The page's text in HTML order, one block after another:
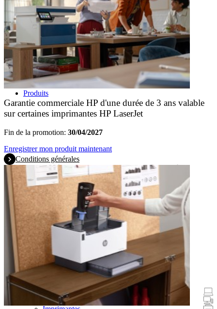
Produits
Ordinateurs portables et tablettes
Ordinateurs de bureau
Promotions
Garantie commerciale HP d'une durée de 3 ans valable
sur certaines imprimantes HP LaserJet
Fin de la promotion: 30/04/2027
Enregistrer mon produit maintenant
Conditions générales